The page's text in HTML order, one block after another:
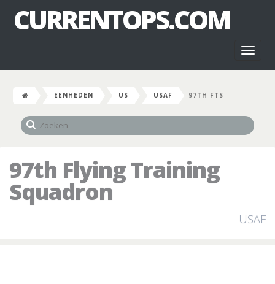
CURRENTOPS.COM
EENHEDEN US USAF 97TH FTS
97th Flying Training
Squadron
USAF